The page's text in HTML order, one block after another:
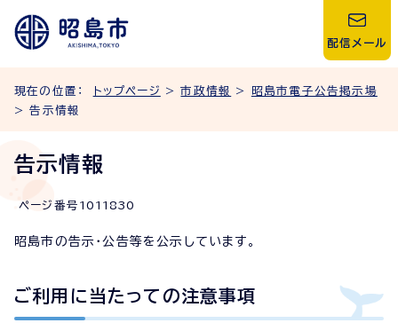
配信メール
現在の位置： トップページ >市政情報 >
昭島市電子公告掲示場
> 告示情報
告示情報
ページ番号 1011830
昭島市の告示・公告等を公示しています。
ご利用に当たっての注意事項